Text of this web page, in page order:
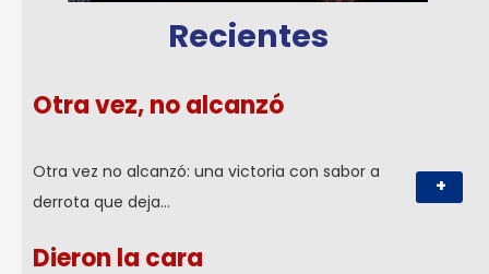
Recientes
Otra vez, no alcanzó
Otra vez no alcanzó: una victoria con sabor a
derrota que deja…
+
Dieron la cara